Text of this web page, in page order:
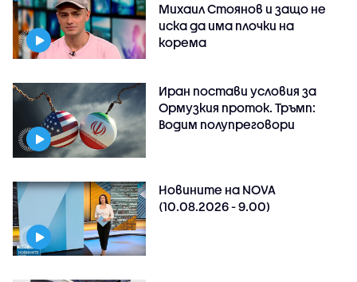
Михаил Стоянов и защо не
иска да има плочки на
корема
Иран постави условия за
Ормузкия проток. Тръмп:
Водим полупреговори
Новините на NOVA
(10.08.2026 - 9.00)